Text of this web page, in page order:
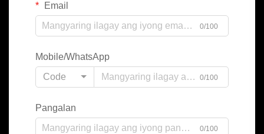
Email
0/100
Mobile/WhatsApp
Code
0/100
Pangalan
0/100